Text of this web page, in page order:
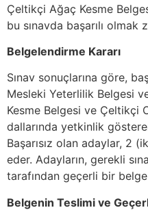
Çeltikçi Ağaç Kesme
bu sınavda başarılı olmak
Belgelendirme Kararı
Sınav sonuçlarına göre,
Mesleki Yeterlilik Belgesi
Kesme Belgesi ve Çeltikçi
dallarında yetkinlik
Başarısız olan adaylar, 2
eder. Adayların, gerekli
tarafından geçerli bir
Belgenin Teslimi ve